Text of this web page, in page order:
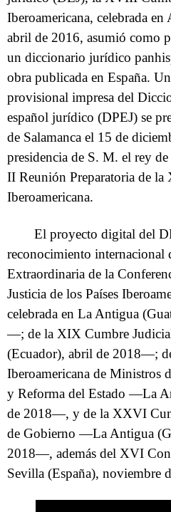
Iberoamericana, celebrada
abril de 2016, asumió como
un diccionario jurídico
obra publicada en España.
provisional impresa del
español jurídico (DPEJ) se
de Salamanca el 15 de
presidencia de S. M. el rey
II Reunión Preparatoria de
Iberoamericana.
El proyecto digital del
reconocimiento internacional
Extraordinaria de la
Justicia de los Países
celebrada en La Antigua
—; de la XIX Cumbre
(Ecuador), abril de 2018—;
Iberoamericana de Ministros
y Reforma del Estado —La
de 2018—, y de la XXVI
de Gobierno —La Antigua
2018—, además del XVI
Sevilla (España), noviembre